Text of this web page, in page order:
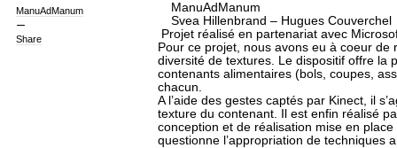
ManuAdManum
Share
ManuAdManum
Svea Hillenbrand – Hugues Couverchel
Projet réalisé en partenariat avec
Pour ce projet, nous avons eu à coeur
diversité de textures. Le dispositif offre la
contenants alimentaires (bols, coupes,
chacun.
A l’aide des gestes captés par Kinect, il
texture du contenant. Il est enfin réalisé
conception et de réalisation mise en
questionne l’appropriation de techniques